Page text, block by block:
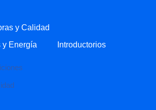
y Calidad
y Energía
Introductorios